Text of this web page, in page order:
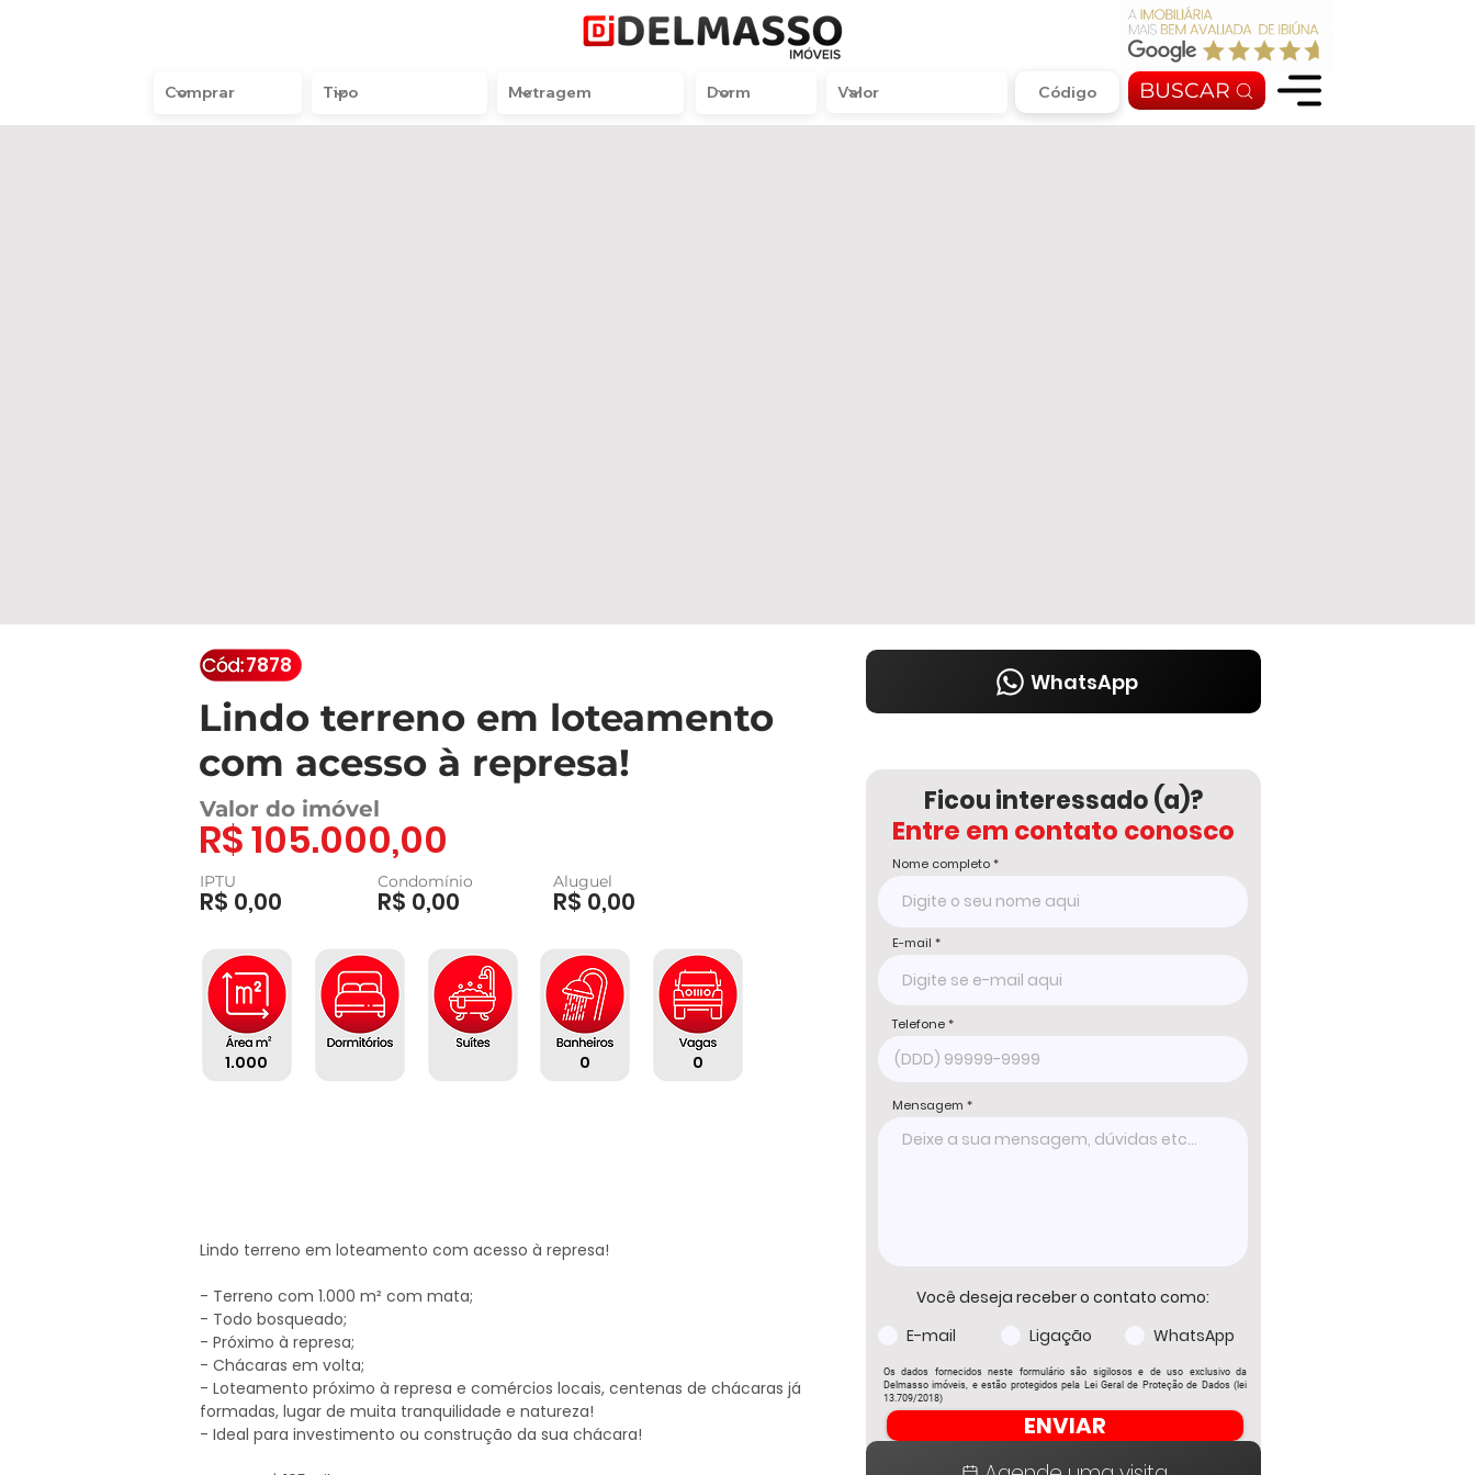
BUSCAR
7878
Lindo terreno em loteamento
com acesso à represa!
R$ 105.000,00
Valor do imóvel
R$ 0,00
IPTU
R$ 0,00
Condomínio
R$ 0,00
Aluguel
1.000 0
0
Lindo terreno em loteamento com acesso à represa!
- Terreno com 1.000 m² com mata;
- Todo bosqueado;
- Próximo à represa;
- Chácaras em volta;
- Loteamento próximo à represa e comércios locais, centenas de chácaras já
formadas, lugar de muita tranquilidade e natureza!
- Ideal para investimento ou construção da sua chácara!
Ficou interessado (a)?
Entre em contato conosco
Nome completo
E-mail
Telefone
Mensagem
Você deseja receber o contato como:
E-mail
Ligação WhatsApp
Os dados fornecidos neste formulário são sigilosos e de uso exclusivo da
Delmasso imóveis, e estão protegidos pela Lei Geral de Proteção de Dados (lei
13.709/2018)
ENVIAR
WhatsApp